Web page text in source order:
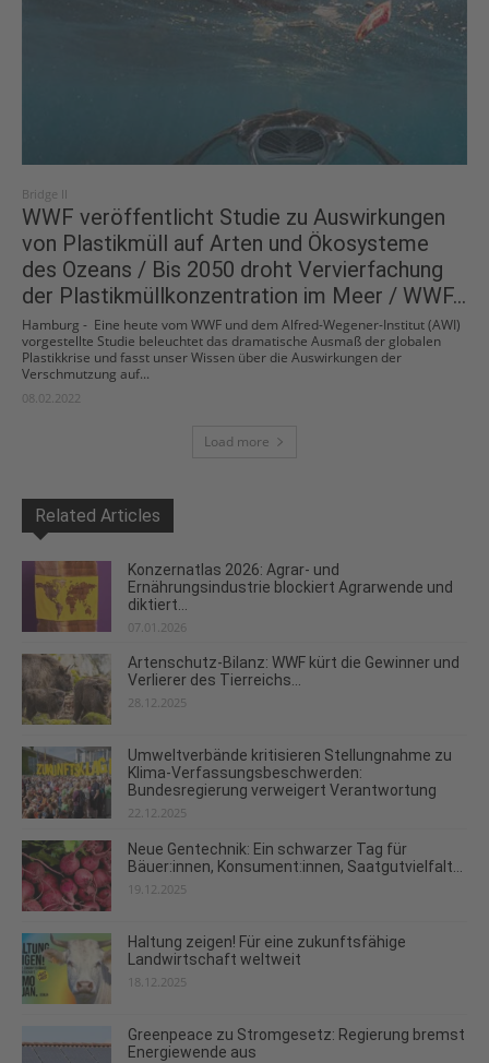
Bridge II
WWF veröffentlicht Studie zu Auswirkungen
von Plastikmüll auf Arten und Ökosysteme
des Ozeans / Bis 2050 droht Vervierfachung
der Plastikmüllkonzentration im Meer / WWF...
Hamburg - Eine heute vom WWF und dem Alfred-Wegener-Institut (AWI)
vorgestellte Studie beleuchtet das dramatische Ausmaß der globalen
Plastikkrise und fasst unser Wissen über die Auswirkungen der
Verschmutzung auf...
08.02.2022
Load more
Related Articles
Konzernatlas 2026: Agrar- und
Ernährungsindustrie blockiert Agrarwende und
diktiert...
07.01.2026
Artenschutz-Bilanz: WWF kürt die Gewinner und
Verlierer des Tierreichs...
28.12.2025
Umweltverbände kritisieren Stellungnahme zu
Klima-Verfassungsbeschwerden:
Bundesregierung verweigert Verantwortung
22.12.2025
Neue Gentechnik: Ein schwarzer Tag für
Bäuer:innen, Konsument:innen, Saatgutvielfalt...
19.12.2025
Haltung zeigen! Für eine zukunftsfähige
Landwirtschaft weltweit
18.12.2025
Greenpeace zu Stromgesetz: Regierung bremst
Energiewende aus